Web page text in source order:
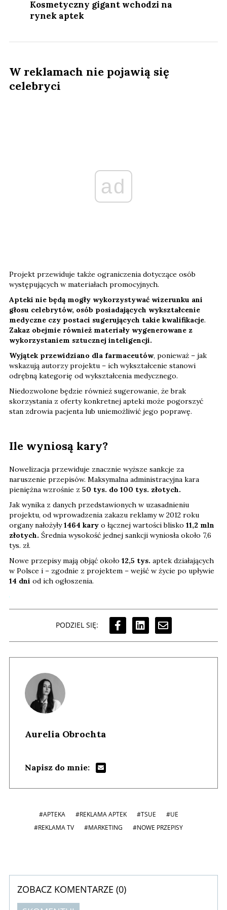
Kosmetyczny gigant wchodzi na
rynek aptek
W reklamach nie pojawią się
celebryci
ad
Projekt przewiduje także ograniczenia dotyczące osób
występujących w materiałach promocyjnych.
Apteki nie będą mogły wykorzystywać wizerunku ani
głosu celebrytów, osób posiadających wykształcenie
medyczne czy postaci sugerujących takie kwalifikacje.
Zakaz obejmie również materiały wygenerowane z
wykorzystaniem sztucznej inteligencji.
Wyjątek przewidziano dla farmaceutów, ponieważ – jak
wskazują autorzy projektu – ich wykształcenie stanowi
odrębną kategorię od wykształcenia medycznego.
Niedozwolone będzie również sugerowanie, że brak
skorzystania z oferty konkretnej apteki może pogorszyć
stan zdrowia pacjenta lub uniemożliwić jego poprawę.
Ile wyniosą kary?
Nowelizacja przewiduje znacznie wyższe sankcje za
naruszenie przepisów. Maksymalna administracyjna kara
pieniężna wzrośnie z 50 tys. do 100 tys. złotych.
Jak wynika z danych przedstawionych w uzasadnieniu
projektu, od wprowadzenia zakazu reklamy w 2012 roku
organy nałożyły1464 kary o łącznej wartości blisko 11,2 mln
złotych. Średnia wysokość jednej sankcji wyniosła około 7,6
tys. zł.
Nowe przepisy mają objąć około 12,5 tys. aptek działających
w Polsce i – zgodnie z projektem – wejść w życie po upływie
14 dni od ich ogłoszenia.
PODZIEL SIĘ:
Aurelia Obrochta
Napisz do mnie:
#APTEKA #REKLAMA APTEK #TSUE
#UE
#REKLAMA TV
#MARKETING #NOWE PRZEPISY
ZOBACZ KOMENTARZE (0)